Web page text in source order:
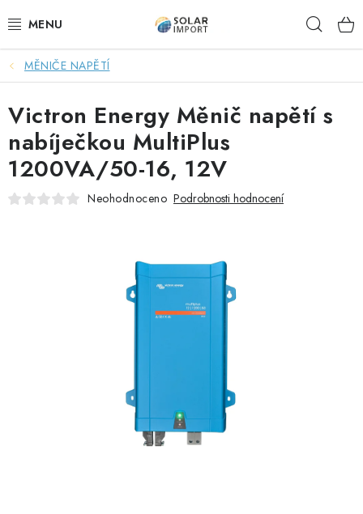
na
OVĚŘOVÁNÍ RECENZÍ
DOPRAVA ZDARMA
SOLÁRNÍ SESTAVY PRO CHATY
SOLÁRNÍ SESTAVY PRO KARAVANY
ZÁLOŽNÍ ZDROJE PRO ČERPADLA
OLOVĚNÉ A LITHIOVÉ BATERIE
MĚNIČE NAPĚTÍ
Victron Energy Měnič napětí s
nabíječkou MultiPlus
1200VA/50-16, 12V
Neohodnoceno Podrobnosti hodnocení